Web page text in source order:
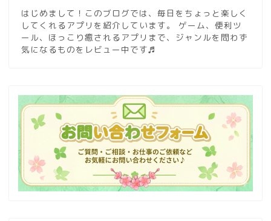
はじめまして！このブログでは、毎日をちょっと楽しく
してくれるアプリを紹介しています。 ゲーム、便利ツ
ール、ほっこり癒されるアプリまで、ジャンルを問わず
気になるものをレビュー中です♬